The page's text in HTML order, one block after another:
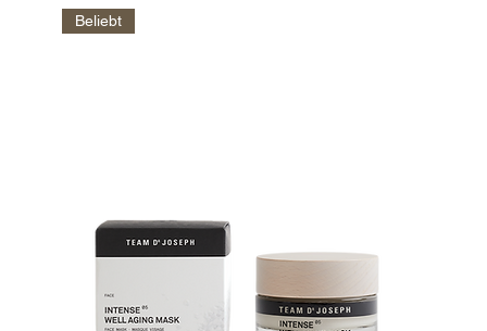
Beliebt